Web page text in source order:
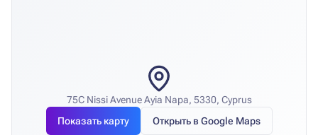
75C Nissi Avenue Ayia Napa, 5330, Cyprus
Показать карту
Открыть в Google Maps